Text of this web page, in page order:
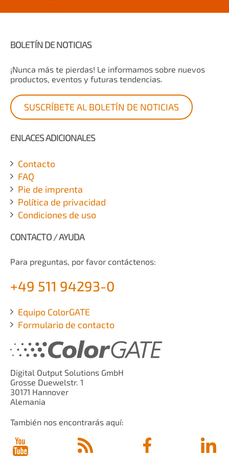
BOLETÍN DE NOTICIAS
¡Nunca más te pierdas! Le informamos sobre nuevos
productos, eventos y futuras tendencias.
SUSCRÍBETE AL BOLETÍN DE NOTICIAS
ENLACES ADICIONALES
Contacto
FAQ
Pie de imprenta
Política de privacidad
Condiciones de uso
CONTACTO / AYUDA
Para preguntas, por favor contáctenos:
+49 511 94293-0
Equipo ColorGATE
Formulario de contacto
Digital Output Solutions GmbH
Grosse Duewelstr. 1
30171 Hannover
Alemania
También nos encontrarás aquí: